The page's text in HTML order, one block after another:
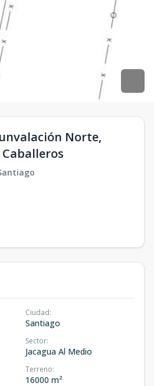
Norte,
Ciudad:
Santiago
Sector:
Jacagua Al Medio
Terreno:
16000 m²